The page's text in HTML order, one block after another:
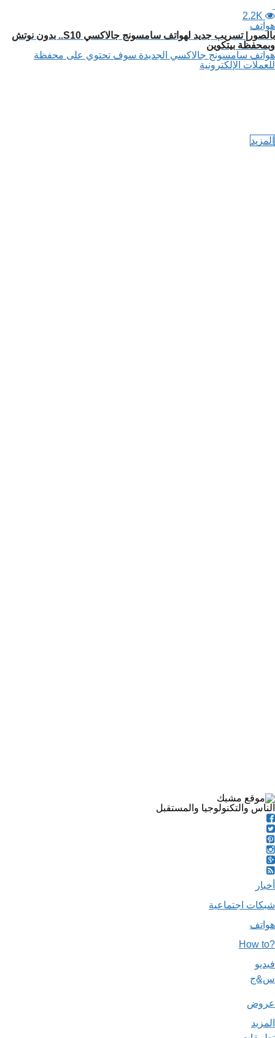
2.2K
هواتف
بالصور| تسريب جديد لهواتف سامسونج جالاكسي S10.. بدون نوتش
وبمحفظة بيتكوين
هواتف سامسونج جالاكسي الجديدة سوف تحتوي على محفظة
للعملات الإلكترونية
المزيد
الناس والتكنولوجيا والمستقبل
أخبار
شبكات اجتماعية
هواتف
?How to
فيديو
س&ج
عروض
المزيد